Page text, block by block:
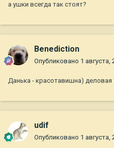
а ушки всегда так стоят?
Benediction
Опубликовано 1 августа,
Данька - красотавишна) деловая
udif
Опубликовано 1 августа,